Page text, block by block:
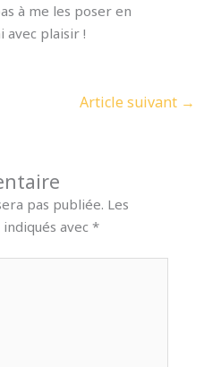
à me les poser en
avec plaisir !
Article suivant →
pas publiée. Les
avec*